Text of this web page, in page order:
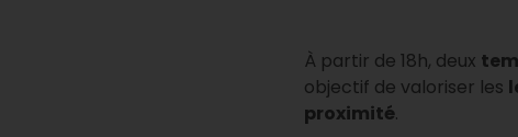
À partir de 18h, deux
objectif de valoriser les
proximité.